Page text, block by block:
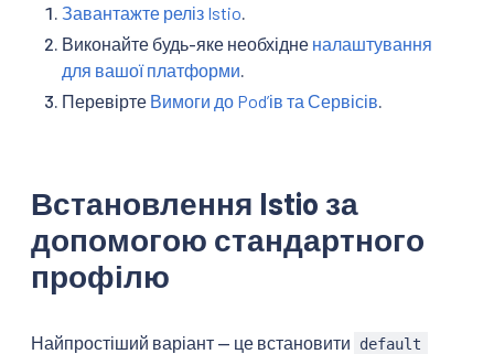
Завантажте реліз Istio
Виконайте будь-яке необхідне налаштування
для вашої платформи
Перевірте Вимоги до Podʼів та Сервісів
Встановлення Istio за
допомогою стандартного
профілю
Найпростіший варіант — це встановити default